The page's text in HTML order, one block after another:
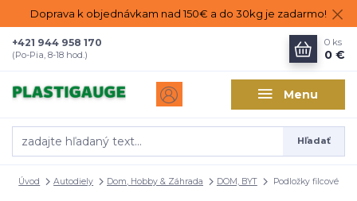
Doprava k objednávkam nad 150€ a do 30kg je zadarmo!
Menu
Hľadať
+421 944 958 170
(Po-Pia, 8-18 hod.)
0 ks
0 €
Úvod Autodiely Dom, Hobby & Záhrada DOM, BYT Podložky filcové